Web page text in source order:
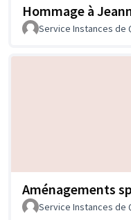
Hommage à
Service Instances de
Aménagements
Service Instances de